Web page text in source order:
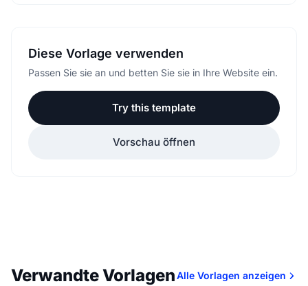
Diese Vorlage verwenden
Passen Sie sie an und betten Sie sie in Ihre Website ein.
Try this template
Vorschau öffnen
Verwandte VorlagenAlle Vorlagen anzeigen